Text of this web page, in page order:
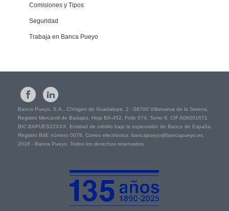
Comisiones y Tipos
Seguridad
Trabaja en Banca Pueyo
Banca Pueyo, S.A., C/Virgen de Guadalupe, 2 - 06700 Villanueva de la Serena,
Registro Mercantil de Badajoz, Hoja BA-452, Folio 074, Tomo 6. CIF A06001671
BIC BAPUES22XXX. Entidad de crédito bajo la supervisión de Banco de España.
Registro BdE número 0078. Correo electrónico: bancapueyo@bancapueyo.es.
2016 - Banca Pueyo. Todos los derechos reservados